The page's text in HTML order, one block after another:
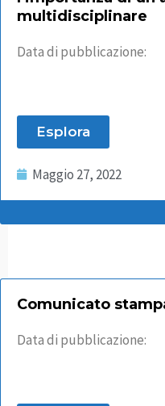
multidisciplinare
Data di pubblicazione:
Esplora
Maggio 27, 2022
Comunicato
Data di pubblicazione: